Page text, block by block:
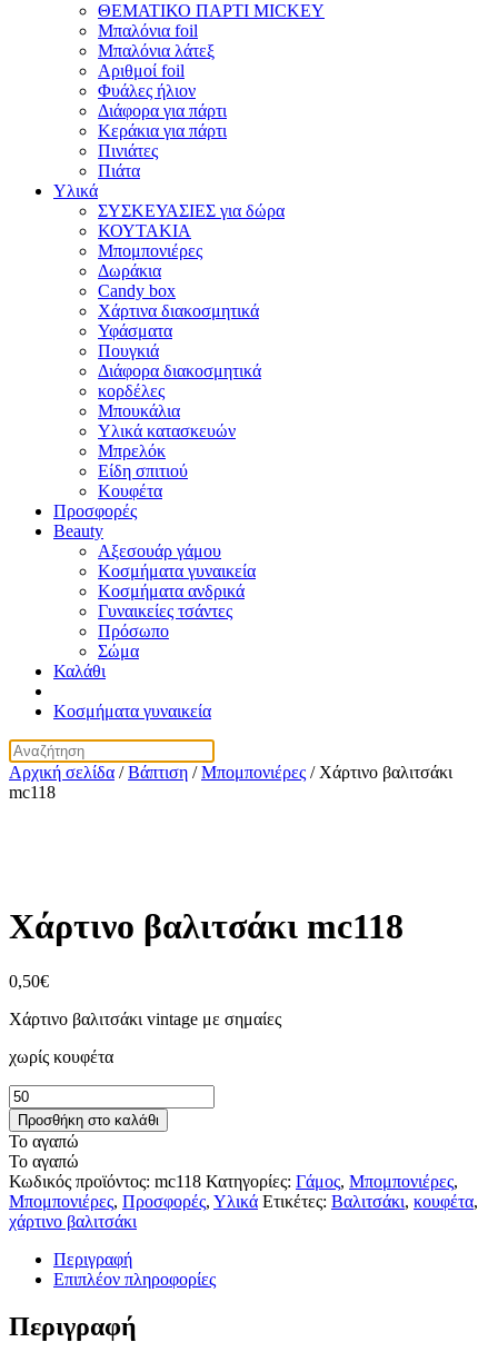
ΘΕΜΑΤΙΚΟ ΠΑΡΤΙ MICKEY
Μπαλόνια foil
Μπαλόνια λάτεξ
Αριθμοί foil
Φυάλες ήλιον
Διάφορα για πάρτι
Κεράκια για πάρτι
Πινιάτες
Πιάτα
Υλικά
ΣΥΣΚΕΥΑΣΙΕΣ για δώρα
ΚΟΥΤΑΚΙΑ
Μπομπονιέρες
Δωράκια
Candy box
Χάρτινα διακοσμητικά
Υφάσματα
Πουγκιά
Διάφορα διακοσμητικά
κορδέλες
Μπουκάλια
Υλικά κατασκευών
Μπρελόκ
Είδη σπιτιού
Κουφέτα
Προσφορές
Beauty
Αξεσουάρ γάμου
Κοσμήματα γυναικεία
Κοσμήματα ανδρικά
Γυναικείες τσάντες
Πρόσωπο
Σώμα
Καλάθι
Κοσμήματα γυναικεία
Αρχική σελίδα /Βάπτιση /Μπομπονιέρες / Χάρτινο βαλιτσάκι
mc118
Χάρτινο βαλιτσάκι mc118
0,50€
Χάρτινο βαλιτσάκι vintage με σημαίες
χωρίς κουφέτα
Χάρτινο
βαλιτσάκι
mc118
ποσότητα
Προσθήκη στο καλάθι
Το αγαπώ
Το αγαπώ
Κωδικός προϊόντος: mc118 Κατηγορίες: Γάμος, Μπομπονιέρες,
Μπομπονιέρες, Προσφορές, Υλικά Ετικέτες: Βαλιτσάκι, κουφέτα,
χάρτινο βαλιτσάκι
Περιγραφή
Επιπλέον πληροφορίες
Περιγραφή